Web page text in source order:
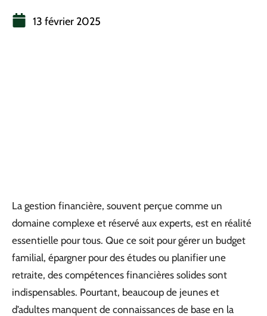
13 février 2025
La gestion financière, souvent perçue comme un
domaine complexe et réservé aux experts, est en réalité
essentielle pour tous. Que ce soit pour gérer un budget
familial, épargner pour des études ou planifier une
retraite, des compétences financières solides sont
indispensables. Pourtant, beaucoup de jeunes et
d’adultes manquent de connaissances de base en la